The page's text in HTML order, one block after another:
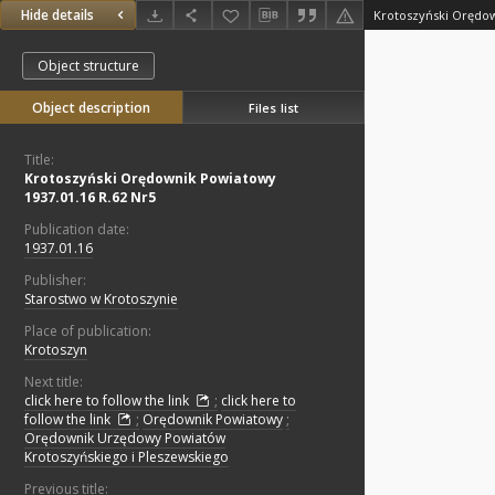
Hide details
Object structure
Object description Files list
Title:
Krotoszyński Orędownik Powiatowy
1937.01.16 R.62 Nr5
Publication date:
1937.01.16
Publisher:
Starostwo w Krotoszynie
Place of publication:
Krotoszyn
Next title:
click here to follow the link
; click here to
follow the link
; Orędownik Powiatowy ;
Orędownik Urzędowy Powiatów
Krotoszyńskiego i Pleszewskiego
Previous title: